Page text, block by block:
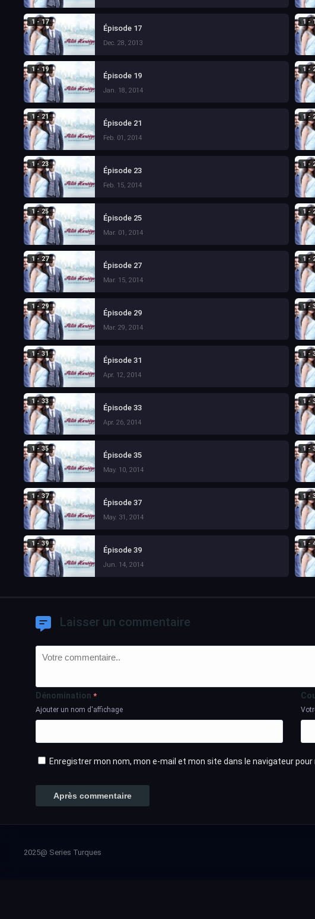
1 - 17
Épisode 17
Dec. 28, 2013
1 -
1 - 19
Épisode 19
Jan. 18, 2014
1 -
1 - 21
Épisode 21
Feb. 01, 2014
1 -
1 - 23
Épisode 23
Feb. 15, 2014
1 -
1 - 25
Épisode 25
Mar. 01, 2014
1 -
1 - 27
Épisode 27
Mar. 15, 2014
1 -
1 - 29
Épisode 29
Mar. 29, 2014
1 -
1 - 31
Épisode 31
Apr. 12, 2014
1 -
1 - 33
Épisode 33
Apr. 26, 2014
1 -
1 - 35
Épisode 35
May. 10, 2014
1 -
1 - 37
Épisode 37
May. 31, 2014
1 -
1 - 39
Épisode 39
Jun. 14, 2014
1 -
Laisser un commentaire
Dénomination *
Ajouter un nom d'affichage
Enregistrer mon nom, mon e-mail et mon site dans le navigateur
2025@ Series Turques